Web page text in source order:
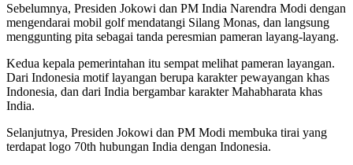
Sebelumnya, Presiden Jokowi dan PM India Narendra Modi dengan
mengendarai mobil golf mendatangi Silang Monas, dan langsung
menggunting pita sebagai tanda peresmian pameran layang-layang.
Kedua kepala pemerintahan itu sempat melihat pameran layangan.
Dari Indonesia motif layangan berupa karakter pewayangan khas
Indonesia, dan dari India bergambar karakter Mahabharata khas
India.
Selanjutnya, Presiden Jokowi dan PM Modi membuka tirai yang
terdapat logo 70th hubungan India dengan Indonesia.